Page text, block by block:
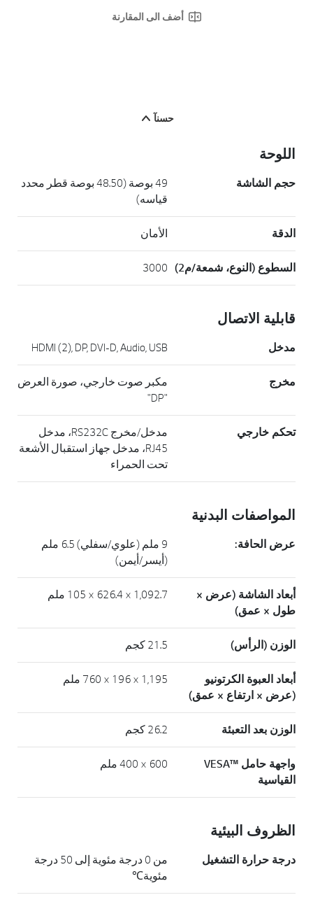
أضف الى المقارنة
حسنآ
اللوحة
حجم الشاشة
49 بوصة (48.50 بوصة قطر محدد
قياسه)
الدقة الأمان
السطوع (النوع، شمعة/م2) 3000
قابلية الاتصال
مدخل HDMI (2), DP, DVI-D, Audio, USB
مخرج
مكبر صوت خارجي، صورة العرض
"DP"
تحكم خارجي
مدخل/مخرج RS232C، مدخل
RJ45، مدخل جهاز استقبال الأشعة
تحت الحمراء
المواصفات البدنية
عرض الحافة:
9 ملم (علوي/سفلي) 6.5 ملم
(أيسر/أيمن)
أبعاد الشاشة (عرض ×
طول × عمق)
1,092.7 × 626.4 × 105 ملم
الوزن (الرأس) 21.5 كجم
أبعاد العبوة الكرتونيو
(عرض × ارتفاع × عمق)
1,195 × 196 × 760 ملم
الوزن بعد التعبئة 26.2 كجم
واجهة حامل ™VESA
القياسية
600 × 400 ملم
الظروف البيئية
درجة حرارة التشغيل
من 0 درجة مئوية إلى 50 درجة
مئوية℃